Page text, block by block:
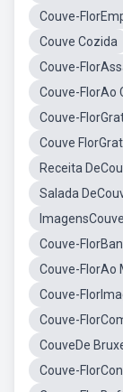
Couve-
Couve Cozida
Couve-
Couve-FlorAo
Couve-
Couve
Receita
Salada
Couve-
Couve-FlorAo
Couve-
Couve-
CouveDe
Couve-